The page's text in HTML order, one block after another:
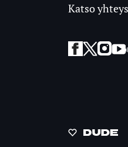
Katso
Facebook
Twitter